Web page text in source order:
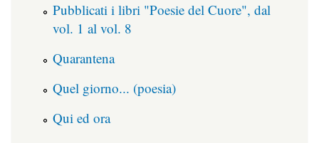
Pubblicati i libri "Poesie del Cuore", dal
vol. 1 al vol. 8
Quarantena
Quel giorno... (poesia)
Qui ed ora